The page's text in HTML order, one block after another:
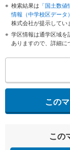
検索結果は 「国土数
情報（中学校区データ
株式会社が提示してい
学区情報は通学区域を
ありますので、詳細に
この
この